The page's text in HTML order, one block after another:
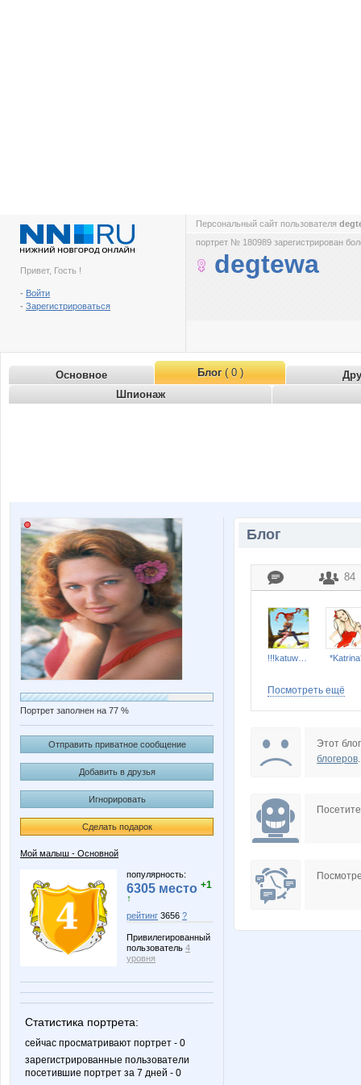
Привет, Гость !
- Войти
- Зарегистрироваться
Персональный сайт пользователя
портрет № 180989 зарегистрирован
degtewa
Основное Блог( 0 )
Шпионаж
Портрет заполнен на 77 %
Отправить приватное сообщение
Добавить в друзья
Игнорировать
Сделать подарок
Мой малыш - Основной
популярность:
6305 место +1
↑
рейтинг 3656 ?
Привилегированный
пользователь 4
уровня
Статистика портрета:
сейчас просматривают портрет - 0
зарегистрированные пользователи
посетившие портрет за 7 дней - 0
Блог
84
Fifo25
Nata30
Посмотреть ещё
Этот
блогеров.